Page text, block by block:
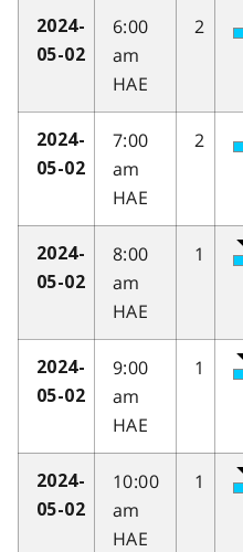
2024-
05-02
6:00
am
HAE
2
2024-
05-02
7:00
am
HAE
2
2024-
05-02
8:00
am
HAE
1
2024-
05-02
9:00
am
HAE
1
2024-
05-02
10:00
am
HAE
1